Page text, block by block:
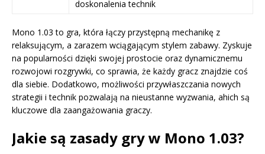
doskonalenia technik
Mono 1.03 to gra, która łączy przystępną mechanikę z
relaksującym, a zarazem wciągającym stylem zabawy. Zyskuje
na popularności dzięki swojej prostocie oraz dynamicznemu
rozwojowi rozgrywki, co sprawia, że każdy gracz znajdzie coś
dla siebie. Dodatkowo, możliwości przywłaszczania nowych
strategii i technik pozwalają na nieustanne wyzwania, ahich są
kluczowe dla zaangażowania graczy.
Jakie są zasady gry w Mono 1.03?